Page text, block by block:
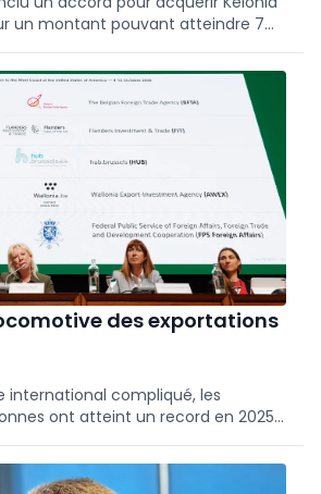
un montant pouvant atteindre 7
Grâce à cette acquisition,
à un traitement potentiellement
le cancer du sang.
des exportations
international compliqué, les
ont atteint un record en 2025,
wallonne à l'exportation et
étrangers (Awex).